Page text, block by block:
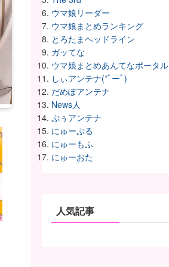
ウマ娘リーダー
ウマ娘まとめランキング
とろたまヘッドライン
ガッてな
ウマ娘まとめあんてなポータル
しぃアンテナ(*ﾟーﾟ)
だめぽアンテナ
News人
ぷぅアンテナ
にゅーぷる
にゅーもふ
にゅーおた
人気記事